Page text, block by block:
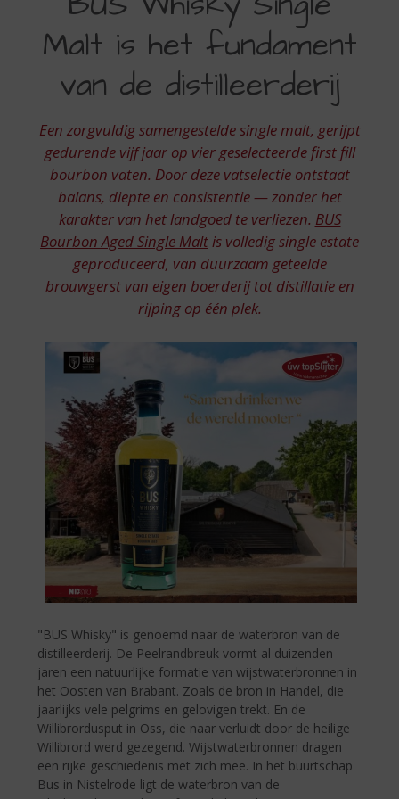
WHISKY
SINGLE
HET
FUNDAMENT
VAN
DE
DISTILLEERDERIJ
Malt is het fundament
van de distilleerderij
Een zorgvuldig samengestelde single malt, gerijpt
gedurende vijf jaar op vier geselecteerde first fill
bourbon vaten. Door deze vatselectie ontstaat
balans, diepte en consistentie — zonder het
karakter van het landgoed te verliezen. BUS
Bourbon Aged Single Maltis volledig single estate
geproduceerd, van duurzaam geteelde
brouwgerst van eigen boerderij tot distillatie en
rijping op één plek.
"BUS Whisky" is genoemd naar de waterbron van de
distilleerderij. De Peelrandbreuk vormt al duizenden
jaren een natuurlijke formatie van wijstwaterbronnen in
het Oosten van Brabant. Zoals de bron in Handel, die
jaarlijks vele pelgrims en gelovigen trekt. En de
Willibrordusput in Oss, die naar verluidt door de heilige
Willibrord werd gezegend. Wijstwaterbronnen dragen
een rijke geschiedenis met zich mee. In het buurtschap
Bus in Nistelrode ligt de waterbron van de